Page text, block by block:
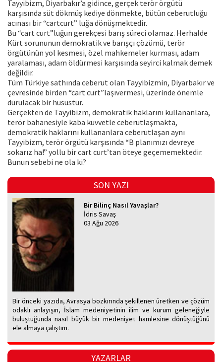
Tayyibizm, Diyarbakır’a gidince, gerçek terör örgütü
karşısında süt dökmüş kediye dönmekte, bütün ceberutluğu
acınası bir “cartcurt” luğa dönüşmektedir.
Bu “cart curt”luğun gerekçesi barış süreci olamaz. Herhalde
Kürt sorununun demokratik ve barışçı çözümü, terör
örgütünün yol kesmesi, özel mahkemeler kurması, adam
yaralaması, adam öldürmesi karşısında seyirci kalmak demek
değildir.
Tüm Türkiye sathında ceberut olan Tayyibizmin, Diyarbakır ve
çevresinde birden “cart curt”laşıvermesi, üzerinde önemle
durulacak bir husustur.
Gerçekten de Tayyibizm, demokratik haklarını kullananlara,
terör bahanesiyle kaba kuvvetle ceberutlaşmakta,
demokratik haklarını kullananlara ceberutlaşan aynı
Tayyibizm, terör örgütü karşısında “B planımızı devreye
sokarız ha!” yollu bir cart curt’tan öteye geçememektedir.
Bunun sebebi ne ola ki?
SON YAZI
Bir Bilinç Nasıl Yavaşlar?
İdris Savaş
03 Ağu 2026
Bir önceki yazıda, Avrasya bozkırında şekillenen üretken ve çözüm
odaklı anlayışın, İslam medeniyetinin ilim ve kurum geleneğiyle
buluştuğunda nasıl büyük bir medeniyet hamlesine dönüştüğünü
ele almaya çalıştım.
YAZARLAR